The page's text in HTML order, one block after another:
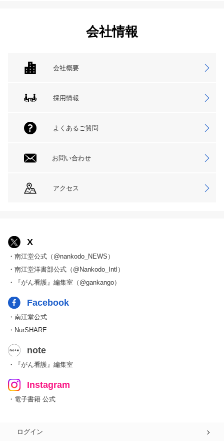
会社情報
会社概要
採用情報
よくあるご質問
お問い合わせ
アクセス
X
・南江堂公式（@nankodo_NEWS）
・南江堂洋書部公式（@Nankodo_Intl）
・『がん看護』編集室（@gankango）
Facebook
・南江堂公式
・NurSHARE
note
・『がん看護』編集室
Instagram
・電子書籍 公式
ログイン